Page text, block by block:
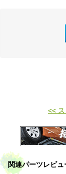
<<
関連パーツレビュ